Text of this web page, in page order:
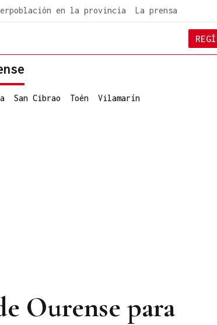
en la provincia La prensa
San Cibrao Toén Vilamarín
Ourense para